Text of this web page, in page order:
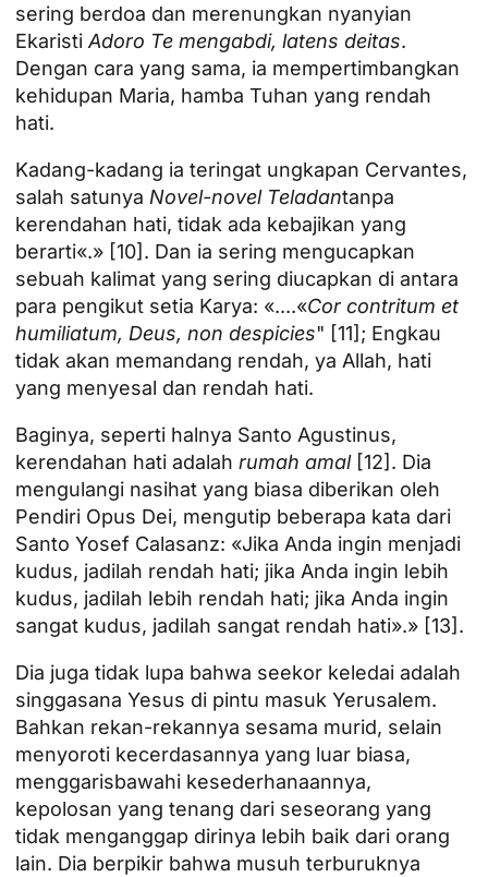
sering berdoa dan merenungkan nyanyian
Ekaristi Adoro Te mengabdi, latens deitas.
Dengan cara yang sama, ia mempertimbangkan
kehidupan Maria, hamba Tuhan yang rendah
hati.
Kadang-kadang ia teringat ungkapan Cervantes,
salah satunya Novel-novel Teladantanpa
kerendahan hati, tidak ada kebajikan yang
berarti«.» [10] . Dan ia sering mengucapkan
sebuah kalimat yang sering diucapkan di antara
para pengikut setia Karya: «....«Cor contritum et
humiliatum, Deus, non despicies" [11] ; Engkau
tidak akan memandang rendah, ya Allah, hati
yang menyesal dan rendah hati.
Baginya, seperti halnya Santo Agustinus,
kerendahan hati adalah rumah amal [12] . Dia
mengulangi nasihat yang biasa diberikan oleh
Pendiri Opus Dei, mengutip beberapa kata dari
Santo Yosef Calasanz: «Jika Anda ingin menjadi
kudus, jadilah rendah hati; jika Anda ingin lebih
kudus, jadilah lebih rendah hati; jika Anda ingin
sangat kudus, jadilah sangat rendah hati».» [13] .
Dia juga tidak lupa bahwa seekor keledai adalah
singgasana Yesus di pintu masuk Yerusalem.
Bahkan rekan-rekannya sesama murid, selain
menyoroti kecerdasannya yang luar biasa,
menggarisbawahi kesederhanaannya,
kepolosan yang tenang dari seseorang yang
tidak menganggap dirinya lebih baik dari orang
lain. Dia berpikir bahwa musuh terburuknya